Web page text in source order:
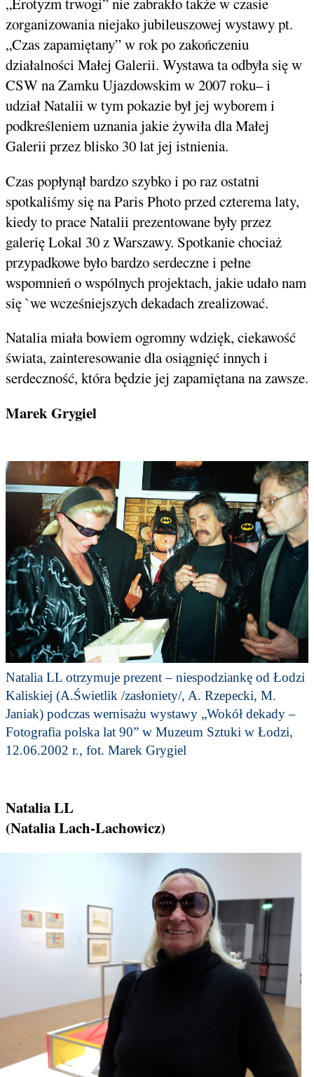
zorganizowania niejako jubileuszowej wystawy pt.
„Czas zapamiętany” w rok po zakończeniu
działalności Małej Galerii. Wystawa ta odbyła się w
CSW na Zamku Ujazdowskim w 2007 roku– i
udział Natalii w tym pokazie był jej wyborem i
podkreśleniem uznania jakie żywiła dla Małej
Galerii przez blisko 30 lat jej istnienia.
Czas popłynął bardzo szybko i po raz ostatni
spotkaliśmy się na Paris Photo przed czterema laty,
kiedy to prace Natalii prezentowane były przez
galerię Lokal 30 z Warszawy. Spotkanie chociaż
przypadkowe było bardzo serdeczne i pełne
wspomnień o wspólnych projektach, jakie udało nam
się `we wcześniejszych dekadach zrealizować.
Natalia miała bowiem ogromny wdzięk, ciekawość
świata, zainteresowanie dla osiągnięć innych i
serdeczność, która będzie jej zapamiętana na zawsze.
Marek Grygiel
Natalia LL otrzymuje prezent – niespodziankę od Łodzi
Kaliskiej (A.Świetlik /zasłoniety/, A. Rzepecki, M.
Janiak) podczas wernisażu wystawy „Wokół dekady –
Fotografia polska lat 90” w Muzeum Sztuki w Łodzi,
12.06.2002 r., fot. Marek Grygiel
Natalia LL
(Natalia Lach-Lachowicz)